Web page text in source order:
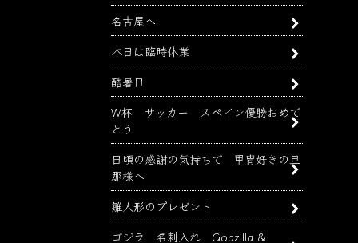
名古屋へ
本日は臨時休業
酷暑日
W杯 サッカー スペイン優勝おめで
とう
日頃の感謝の気持ちで 甲冑好きの旦
那様へ
雛人形のプレゼント
ゴジラ 名刺入れ Godzilla &